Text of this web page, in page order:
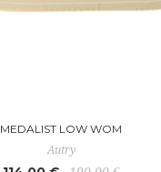
MEDALIST LOW WOM
Autry